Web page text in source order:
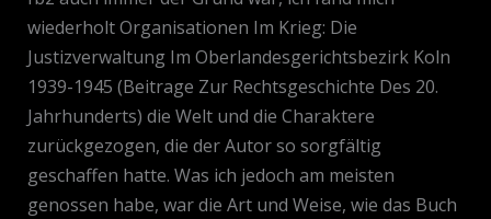
wiederholt Organisationen Im Krieg: Die
Justizverwaltung Im Oberlandesgerichtsbezirk Koln
1939-1945 (Beitrage Zur Rechtsgeschichte Des 20.
Jahrhunderts) die Welt und die Charaktere
zurückgezogen, die der Autor so sorgfältig
geschaffen hatte. Was ich jedoch am meisten
genossen habe, war die Art und Weise, wie das Buch